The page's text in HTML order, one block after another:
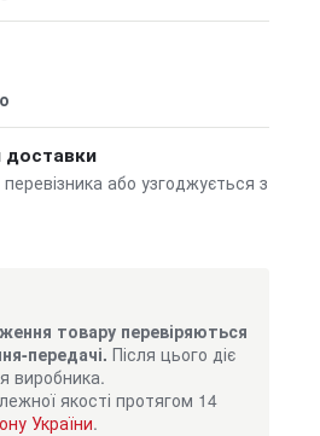
доставки
або узгоджується з
товару перевіряються
передачі. Після цього діє
виробника.
якості протягом 14
України.